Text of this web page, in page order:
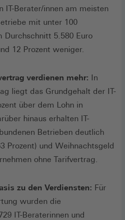
IT-Berater/innen am meisten
mit unter 100
Durchschnitt 5.580 Euro
12 Prozent weniger.
verdienen mehr: In
liegt das Grundgehalt der IT-
über dem Lohn in
hinaus erhalten IT-
Betrieben deutlich
Prozent) und Weihnachtsgeld
ohne Tarifvertrag.
zu den Verdiensten: Für
wurden die
IT-Beraterinnen und